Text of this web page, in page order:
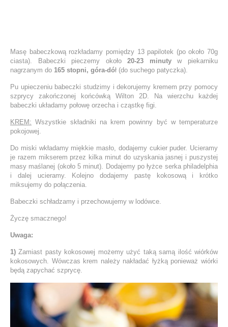
Masę babeczkową rozkładamy pomiędzy 13 papilotek (po około 70g
ciasta). Babeczki pieczemy około20-23 minutyw piekarniku
nagrzanym do 165 stopni, góra-dół (do suchego patyczka).
Pu upieczeniu babeczki studzimy i dekorujemy kremem przy pomocy
szprycy zakończonej końcówką Wilton 2D. Na wierzchu każdej
babeczki układamy połowę orzecha i cząstkę figi.
KREM: Wszystkie składniki na krem powinny być w temperaturze
pokojowej.
Do miski wkładamy miękkie masło, dodajemy cukier puder. Ucieramy
je razem mikserem przez kilka minut do uzyskania jasnej i puszystej
masy maślanej (około 5 minut). Dodajemy po łyżce serka philadelphia
i dalej ucieramy. Kolejno dodajemy pastę kokosową i krótko
miksujemy do połączenia.
Babeczki schładzamy i przechowujemy w lodówce.
Życzę smacznego!
Uwaga:
1) Zamiast pasty kokosowej możemy użyć taką samą ilość wiórków
kokosowych. Wówczas krem należy nakładać łyżką ponieważ wiórki
będą zapychać szprycę.